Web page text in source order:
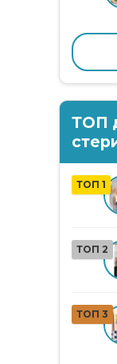
ТОП
ТОП 1
ТОП 2
ТОП 3